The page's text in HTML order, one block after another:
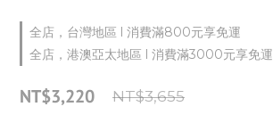
全店，台灣地區 l 消費滿800元享免運
全店，港澳亞太地區 l 消費滿3000元享免運
NT$3,220 NT$3,655